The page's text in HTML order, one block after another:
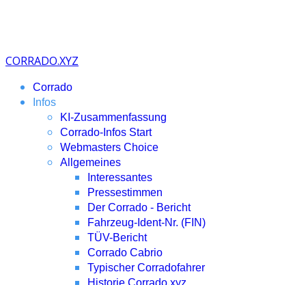
CORRADO.XYZ
Corrado
Infos
KI-Zusammenfassung
Corrado-Infos Start
Webmasters Choice
Allgemeines
Interessantes
Pressestimmen
Der Corrado - Bericht
Fahrzeug-Ident-Nr. (FIN)
TÜV-Bericht
Corrado Cabrio
Typischer Corradofahrer
Historie Corrado.xyz